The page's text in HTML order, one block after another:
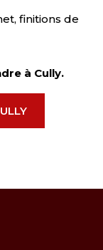
finitions de
à Cully.